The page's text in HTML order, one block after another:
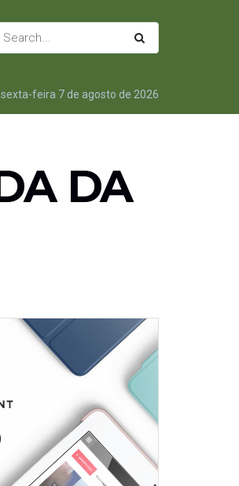
sexta-feira 7 de agosto de 2026
DA